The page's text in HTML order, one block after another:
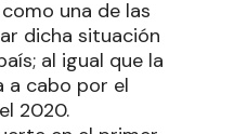
una de las
dicha situación
al igual que la
a cabo por el
2020.